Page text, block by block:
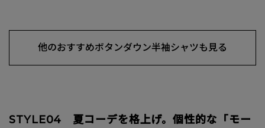
他のおすすめボタンダウン半袖シャツも見る
STYLE04 夏コーデを格上げ。個性的な「モー